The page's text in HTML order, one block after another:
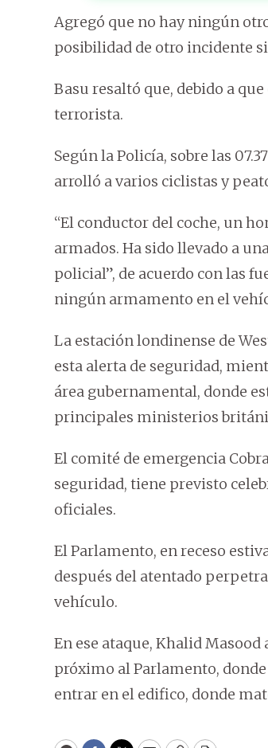
Agregó que no hay ningún
posibilidad de otro incidente
Basu resaltó que, debido a
terrorista.
Según la Policía, sobre las
arrolló a varios ciclistas y
“El conductor del coche, un
armados. Ha sido llevado a
policial”, de acuerdo con las
ningún armamento en el
La estación londinense de
esta alerta de seguridad,
área gubernamental, donde
principales ministerios
El comité de emergencia
seguridad, tiene previsto
oficiales.
El Parlamento, en receso
después del atentado
vehículo.
En ese ataque, Khalid
próximo al Parlamento,
entrar en el edifico, donde